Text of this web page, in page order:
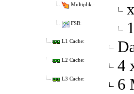
Multiplik.:
FSB:
L1 Cache:
L2 Cache: 4
L3 Cache: 6